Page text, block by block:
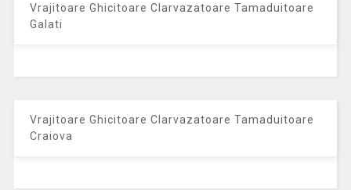
Vrajitoare Ghicitoare Clarvazatoare Tamaduitoare
Galati
Vrajitoare Ghicitoare Clarvazatoare Tamaduitoare
Craiova